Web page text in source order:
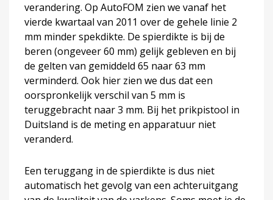
verandering. Op AutoFOM zien we vanaf het
vierde kwartaal van 2011 over de gehele linie 2
mm minder spekdikte. De spierdikte is bij de
beren (ongeveer 60 mm) gelijk gebleven en bij
de gelten van gemiddeld 65 naar 63 mm
verminderd. Ook hier zien we dus dat een
oorspronkelijk verschil van 5 mm is
teruggebracht naar 3 mm. Bij het prikpistool in
Duitsland is de meting en apparatuur niet
veranderd.
Een teruggang in de spierdikte is dus niet
automatisch het gevolg van een achteruitgang